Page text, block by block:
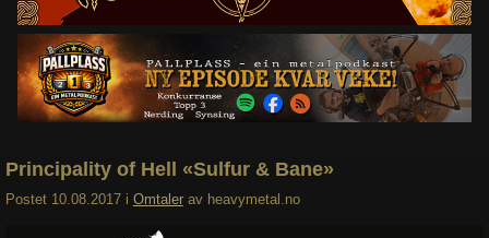
Intervjuer
Om oss
Abonner
Søk
Principality of Hell «Sulfur & Bane»
Postet 10.08.2017 i Omtaler av heavymetal.no